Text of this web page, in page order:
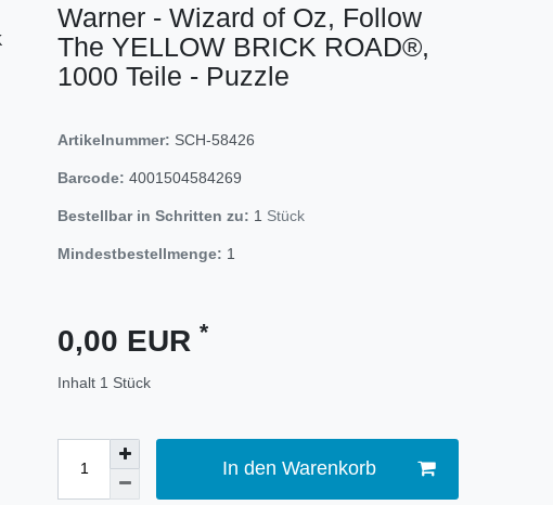
Warner - Wizard of Oz, Follow
The YELLOW BRICK ROAD®,
1000 Teile - Puzzle
Artikelnummer: SCH-58426
Barcode: 4001504584269
Bestellbar in Schritten zu: 1 Stück
Mindestbestellmenge: 1
0,00 EUR *
Inhalt 1 Stück
In den Warenkorb